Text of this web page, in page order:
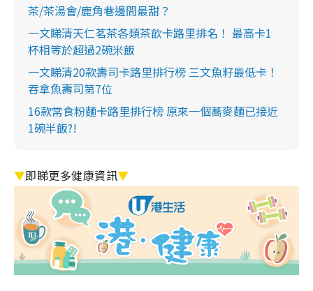
茶/茶湯會/鹿角巷邊間最甜？
一文睇清天仁茗茶各類茶飲卡路里排名！ 最高卡1
杯相等於超過2碗米飯
一文睇清20款壽司卡路里排行榜 三文魚籽最低卡！
吞拿魚壽司第7位
16款常食粉麵卡路里排行榜 原來一個蕎麥麵已接近
1碗半飯?!
▼即睇更多健康資訊▼